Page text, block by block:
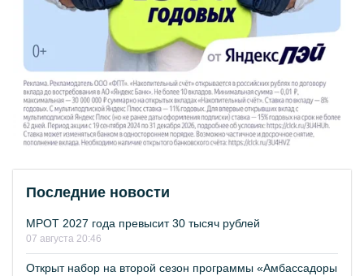
Последние новости
МРОТ 2027 года превысит 30 тысяч рублей
07 августа 20:46
Открыт набор на второй сезон программы «Амбассадоры